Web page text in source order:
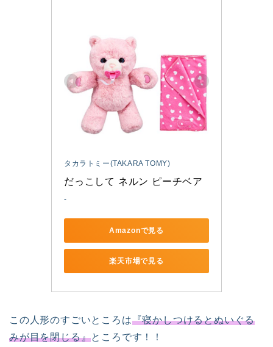
タカラトミー(TAKARA TOMY)
だっこして ネルン ピーチベア
-
Amazonで見る
楽天市場で見る
この人形のすごいところは『寝かしつけるとぬいぐる
みが目を閉じる』ところです！！